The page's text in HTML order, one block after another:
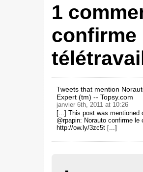
1
confirme
Tweets that mention
Expert (tm) -- Topsy.com
janvier 6th, 2011 at 10:26
[...] This post was mentioned
@rpapin: Norauto confirme
http://ow.ly/3zc5t [...]